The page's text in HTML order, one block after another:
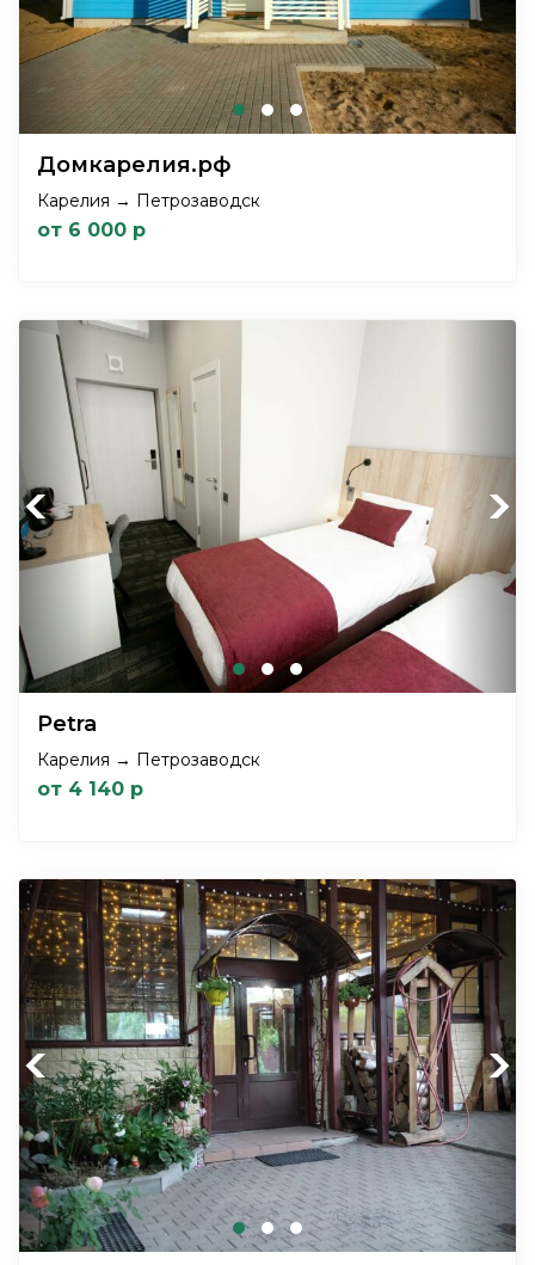
Домкарелия.рф
Карелия → Петрозаводск
от 6 000 р
Previous Next
Petra
Карелия → Петрозаводск
от 4 140 р
Previous Next